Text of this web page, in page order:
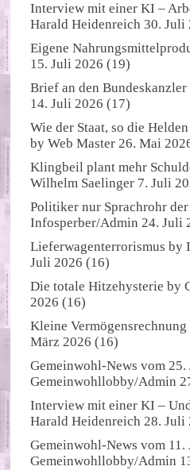
Interview mit einer KI –
Harald Heidenreich 30. Juli
Eigene
15. Juli 2026 (19)
Brief an den Bundeskanzler
14. Juli 2026 (17)
Wie der Staat, so die
byWeb Master 26. Mai
Klingbeil plant mehr
Wilhelm Saelinger 7. Juli
Politiker nur Sprachrohr
Infosperber/Admin 24. Juli
Lieferwagenterrorismus by
Juli 2026 (16)
Die totale Hitzehysterie by
2026 (16)
Kleine Vermögensrechnung
März 2026 (16)
Gemeinwohl-News vom 25.
Gemeinwohllobby/Admin
Interview mit einer KI –
Harald Heidenreich 28. Juli
Gemeinwohl-News vom 11.
Gemeinwohllobby/Admin